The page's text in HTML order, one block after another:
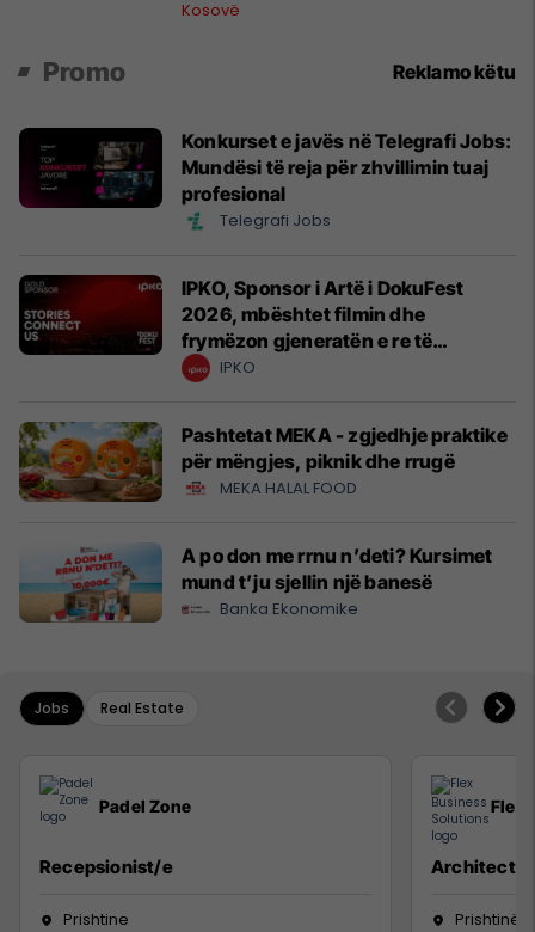
president”, OVL e UÇK-së i reagon
Kosovë
Promo Reklamo këtu
Konkurset e javës në Telegrafi Jobs:
Mundësi të reja për zhvillimin tuaj
profesional
Telegrafi Jobs
IPKO, Sponsor i Artë i DokuFest
2026, mbështet filmin dhe
frymëzon gjeneratën e re të
krijuesve
IPKO
Pashtetat MEKA - zgjedhje praktike
për mëngjes, piknik dhe rrugë
MEKA HALAL FOOD
A po don me rrnu n’deti? Kursimet
mund t’ju sjellin një banesë
Banka Ekonomike
Jobs Real Estate
Padel Zone
Recepsionist/e
Prishtine
Flex
Architect
Prishtinë